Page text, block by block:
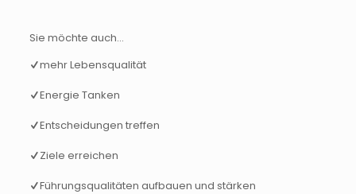
Sie möchte auch...
mehr Lebensqualität
Energie Tanken
Entscheidungen treffen
Ziele erreichen
Führungsqualitäten aufbauen und stärken